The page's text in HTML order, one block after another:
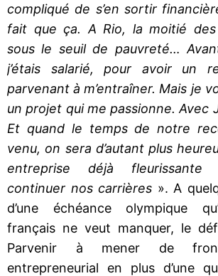
compliqué de s’en sortir
fait que ça. A Rio, la moitié
sous le seuil de pauvreté…
j’étais salarié, pour avoir un
parvenant à m’entraîner. Mais je
un projet qui me passionne. Avec
Et quand le temps de notre
venu, on sera d’autant plus
entreprise déjà fleurissante
continuer nos carrières ». A
d’une échéance olympique
français ne veut manquer, le
Parvenir à mener de
entrepreneurial en plus d’une